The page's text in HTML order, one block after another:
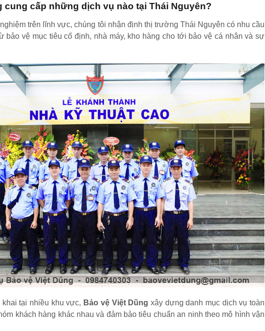
cung cấp những dịch vụ nào tại Thái Nguyên?
trên lĩnh vực, chúng tôi nhận định thị trường Thái Nguyên có nhu cầu
bảo vệ mục tiêu cố định, nhà máy, kho hàng cho tới bảo vệ cá nhân và sự
tại nhiều khu vực, Bảo vệ Việt Dũng xây dựng danh mục dịch vụ toàn
khách hàng khác nhau và đảm bảo tiêu chuẩn an ninh theo mô hình vận